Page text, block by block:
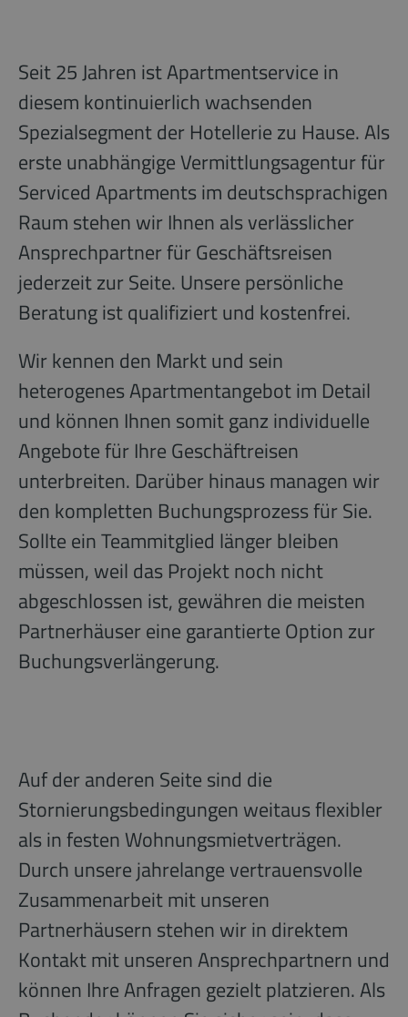
Seit 25 Jahren ist Apartmentservice in
diesem kontinuierlich wachsenden
Spezialsegment der Hotellerie zu Hause. Als
erste unabhängige Vermittlungsagentur für
Serviced Apartments im deutschsprachigen
Raum stehen wir Ihnen als verlässlicher
Ansprechpartner für Geschäftsreisen
jederzeit zur Seite. Unsere persönliche
Beratung ist qualifiziert und kostenfrei.
Wir kennen den Markt und sein
heterogenes Apartmentangebot im Detail
und können Ihnen somit ganz individuelle
Angebote für Ihre Geschäftreisen
unterbreiten. Darüber hinaus managen wir
den kompletten Buchungsprozess für Sie.
Sollte ein Teammitglied länger bleiben
müssen, weil das Projekt noch nicht
abgeschlossen ist, gewähren die meisten
Partnerhäuser eine garantierte Option zur
Buchungsverlängerung.
Auf der anderen Seite sind die
Stornierungsbedingungen weitaus flexibler
als in festen Wohnungsmietverträgen.
Durch unsere jahrelange vertrauensvolle
Zusammenarbeit mit unseren
Partnerhäusern stehen wir in direktem
Kontakt mit unseren Ansprechpartnern und
können Ihre Anfragen gezielt platzieren. Als